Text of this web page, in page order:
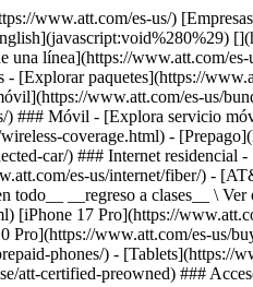
z-fold8.html) - Ofertas ## Ofertas - [Nuevos y destacados](#) - [Descuentos para clientes](#) Destacados [Ve todas las ofertas](https://www.att.com/es-us/deals/) [Ofertas de servicio móvil](https://www.att.com/es-us/deals/cell-phone-deals/) [Ofertas de internet](https://www.att.com/es-us/deals/internet/) [Ofertas de intercambio](https://www.att.com/es-us/buy/phones/browse/tradeinoffer/) [Sin ofertas de intercambio](https://www.att.com/es-us/buy/phones/browse/nontradeinoffer/) ### Ofertas de tendencia - [Samsung Galaxy](https://www.att.com/es-us/buy/phones/browse/samsung_hasdeals_value_nontradeinoffer_tradeinoffer/) - [Apple iPhone](https://www.att.com/es-us/buy/phones/browse/apple_hasdeals_value_nontradeinoffer_tradeinoffer/) - [Menos de $50](https://www.att.com/es-us/buy/accessories/browse/all/price-range-25-50_price-range-5-25_5-and-under/) - [Ofertas de regreso a clases](https://www.att.com/es-us/deals/back-to-school/) ### Ofertas de dispositivos y accesorios - [Teléfonos](https://www.att.com/es-us/buy/phones/browse/hasdeals_value_nontradeinoffer_tradeinoffer/) - [Teléfonos prepagados](https://www.att.com/es-us/buy/prepaid-phones/browse/hasdeals/) - [Tablets](https://www.att.com/es-us/buy/tablets/browse/hasdeals_nontradeinoffer/) - [Relojes inteligentes](https://www.att.com/es-us/buy/wearables/browse/hasdeals_nontradeinoffer/) - [Ofertas de accesorios](https://www.att.com/es-us/buy/accessories/browse/all/deals/) ### Suscripciones - [AT&T OneConnect](https://